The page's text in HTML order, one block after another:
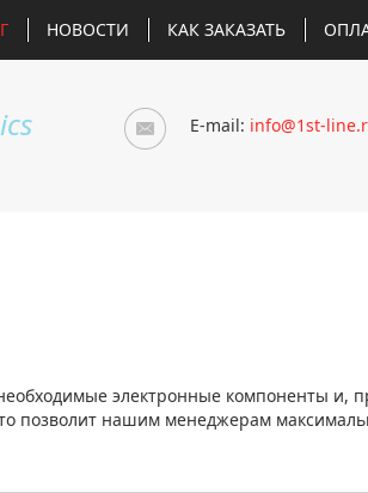
НОВОСТИ КАК ЗАКАЗАТЬ
E-mail: info@1st-
электронные компоненты и,
позволит нашим менеджерам